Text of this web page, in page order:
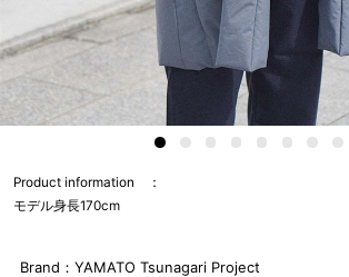
Product information
モデル身長170cm
Brand：YAMATO Tsunagari Project